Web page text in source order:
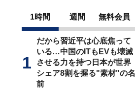
1時間 週間 無料会員
だから習近平は心底焦って
いる…中国のITもEVも壊滅
させる力を持つ日本が世界
シェア8割を握る"素材"の名
前